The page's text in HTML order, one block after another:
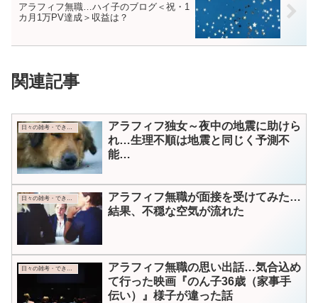
アラフィフ無職…ハイ子のブログ＜祝・1
カ月1万PV達成＞収益は？
関連記事
日々の雑考・できごと
アラフィフ独女～夜中の地震に助けら
れ…生理不順は地震と同じく予測不
能…
日々の雑考・できごと
アラフィフ無職が面接を受けてみた…
結果、不穏な空気が流れた
日々の雑考・できごと
アラフィフ無職の思い出話…気合込め
て行った映画『のん子36歳（家事手
伝い）』様子が違った話